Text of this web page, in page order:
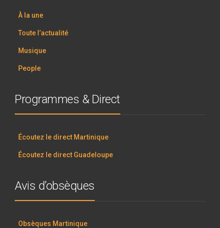
À la une
Toute l’actualité
Musique
People
Programmes & Direct
Écoutez le direct Martinique
Écoutez le direct Guadeloupe
Avis d’obsèques
Obsèques Martinique